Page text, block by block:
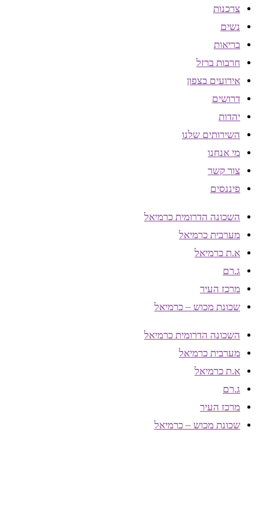
צרכנות
נשים
בריאות
חרבות ברזל
אירועים בצפון
דרושים
יהדות
השירותים שלנו
מי אנחנו
צור קשר
פיננסים
השכונה הדרומית כרמיאל
מערבית כרמיאל
א.ת כרמיאל
ג.רם
מרכז העיר
שכונת מכוש – כרמיאל
השכונה הדרומית כרמיאל
מערבית כרמיאל
א.ת כרמיאל
ג.רם
מרכז העיר
שכונת מכוש – כרמיאל